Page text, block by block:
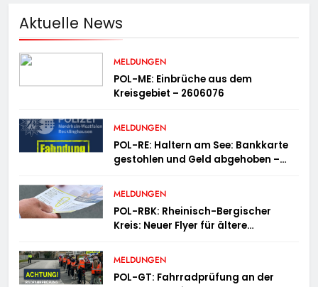
Aktuelle News
MELDUNGEN
POL-ME: Einbrüche aus dem
Kreisgebiet – 2606076
MELDUNGEN
POL-RE: Haltern am See: Bankkarte
gestohlen und Geld abgehoben –
MELDUNGEN
POL-RBK: Rheinisch-Bergischer
Kreis: Neuer Flyer für ältere
MELDUNGEN
POL-GT: Fahrradprüfung an der